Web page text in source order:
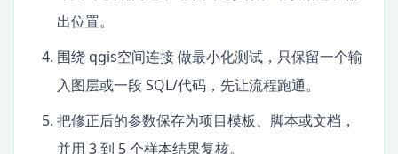
出位置。
围绕 qgis空间连接 做最小化测试，只保留一个输
入图层或一段 SQL/代码，先让流程跑通。
把修正后的参数保存为项目模板、脚本或文档，
并用 3 到 5 个样本结果复核。